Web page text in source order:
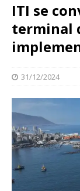
ITI se
terminal
31/12/2024